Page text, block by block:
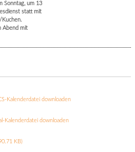
Sonntag, um 13
statt mit
Kuchen.
Abend mit
Kalenderdatei downloaden
Kalenderdatei downloaden
KB)